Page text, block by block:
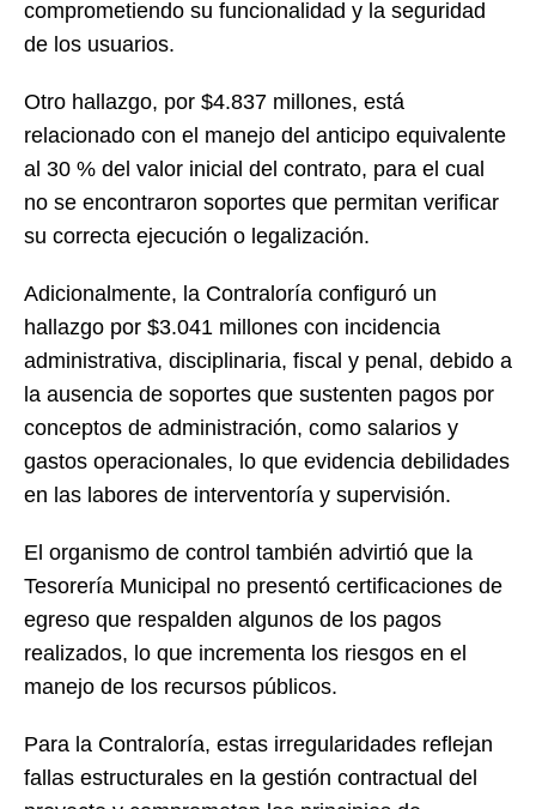
comprometiendo su funcionalidad y la seguridad
de los usuarios.
Otro hallazgo, por $4.837 millones, está
relacionado con el manejo del anticipo equivalente
al 30 % del valor inicial del contrato, para el cual
no se encontraron soportes que permitan verificar
su correcta ejecución o legalización.
Adicionalmente, la Contraloría configuró un
hallazgo por $3.041 millones con incidencia
administrativa, disciplinaria, fiscal y penal, debido a
la ausencia de soportes que sustenten pagos por
conceptos de administración, como salarios y
gastos operacionales, lo que evidencia debilidades
en las labores de interventoría y supervisión.
El organismo de control también advirtió que la
Tesorería Municipal no presentó certificaciones de
egreso que respalden algunos de los pagos
realizados, lo que incrementa los riesgos en el
manejo de los recursos públicos.
Para la Contraloría, estas irregularidades reflejan
fallas estructurales en la gestión contractual del